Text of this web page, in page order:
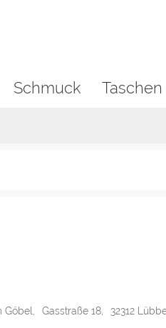
Schmuck
Göbel, Gasstraße 18, 32312